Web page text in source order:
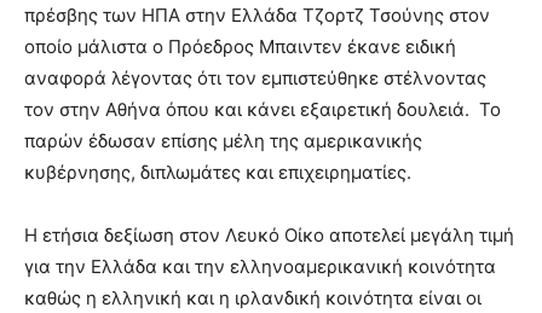
πρέσβης των ΗΠΑ στην Ελλάδα Τζορτζ Τσούνης στον
οποίο μάλιστα ο Πρόεδρος Μπαιντεν έκανε ειδική
αναφορά λέγοντας ότι τον εμπιστεύθηκε στέλνοντας
τον στην Αθήνα όπου και κάνει εξαιρετική δουλειά. Το
παρών έδωσαν επίσης μέλη της αμερικανικής
κυβέρνησης, διπλωμάτες και επιχειρηματίες.
Η ετήσια δεξίωση στον Λευκό Οίκο αποτελεί μεγάλη τιμή
για την Ελλάδα και την ελληνοαμερικανική κοινότητα
καθώς η ελληνική και η ιρλανδική κοινότητα είναι οι